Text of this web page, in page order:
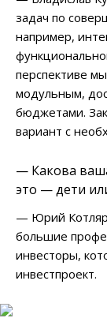
задач по
например,
перспективе
модульным,
бюджетами.
вариант с
— Какова
это — дети
— Юрий
большие
инвесторы,
инвестпроект.